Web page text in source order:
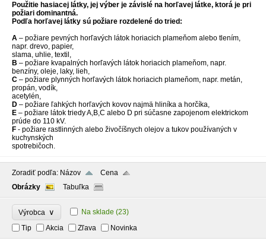
Použitie hasiacej látky, jej výber je závislé na horľavej látke, ktorá je pri
požiari dominantná.
Podľa horľavej látky sú požiare rozdelené do tried:
A – požiare pevných horľavých látok horiacich plameňom alebo tlením,
napr. drevo, papier,
slama, uhlie, textil,
B – požiare kvapalných horľavých látok horiacich plameňom, napr.
benzíny, oleje, laky, lieh,
C – požiare plynných horľavých látok horiacich plameňom, napr. metán,
propán, vodík,
acetylén,
D – požiare ľahkých horľavých kovov najmä hliníka a horčíka,
E – požiare látok triedy A,B,C alebo D pri súčasne zapojenom elektrickom
prúde do 110 kV.
F - požiare rastlinných alebo živočíšnych olejov a tukov používaných v
kuchynských
spotrebičoch.
Zoradiť podľa: Názov
Cena
Obrázky
Tabuľka
Výrobca ∨ Na sklade (23)
Tip
Akcia Zľava Novinka